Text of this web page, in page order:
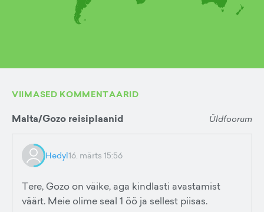
VIIMASED KOMMENTAARID
Malta/Gozo reisiplaanid Üldfoorum
Hedyl16. märts 15:56
Tere, Gozo on väike, aga kindlasti avastamist
väärt. Meie olime seal 1 öö ja sellest piisas.